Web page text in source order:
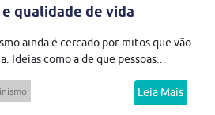
qualidade de vida
ainda é cercado por mitos que vão
Ideias como a de que pessoas...
Leia Mais